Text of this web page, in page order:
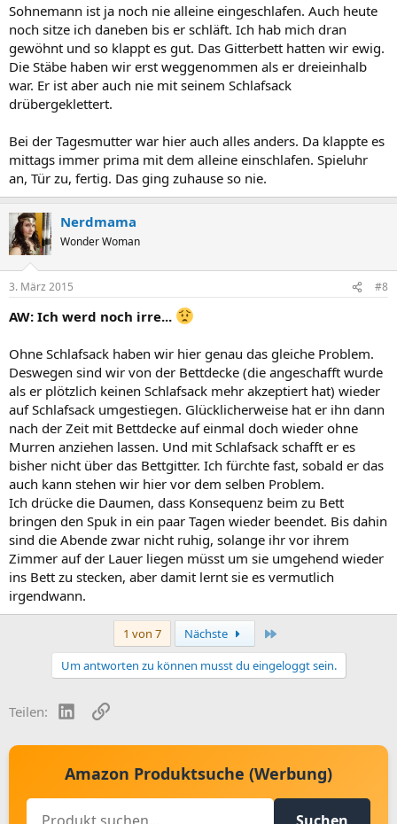
Sohnemann ist ja noch nie alleine eingeschlafen. Auch heute
noch sitze ich daneben bis er schläft. Ich hab mich dran
gewöhnt und so klappt es gut. Das Gitterbett hatten wir ewig.
Die Stäbe haben wir erst weggenommen als er dreieinhalb
war. Er ist aber auch nie mit seinem Schlafsack
drübergeklettert.
Bei der Tagesmutter war hier auch alles anders. Da klappte es
mittags immer prima mit dem alleine einschlafen. Spieluhr
an, Tür zu, fertig. Das ging zuhause so nie.
Nerdmama
Wonder Woman
3. März 2015 #8
AW: Ich werd noch irre...
Ohne Schlafsack haben wir hier genau das gleiche Problem.
Deswegen sind wir von der Bettdecke (die angeschafft wurde
als er plötzlich keinen Schlafsack mehr akzeptiert hat) wieder
auf Schlafsack umgestiegen. Glücklicherweise hat er ihn dann
nach der Zeit mit Bettdecke auf einmal doch wieder ohne
Murren anziehen lassen. Und mit Schlafsack schafft er es
bisher nicht über das Bettgitter. Ich fürchte fast, sobald er das
auch kann stehen wir hier vor dem selben Problem.
Ich drücke die Daumen, dass Konsequenz beim zu Bett
bringen den Spuk in ein paar Tagen wieder beendet. Bis dahin
sind die Abende zwar nicht ruhig, solange ihr vor ihrem
Zimmer auf der Lauer liegen müsst um sie umgehend wieder
ins Bett zu stecken, aber damit lernt sie es vermutlich
irgendwann.
1 von 7 Nächste
Um antworten zu können musst du eingeloggt sein.
Teilen: LinkedInLink
Amazon Produktsuche (Werbung)